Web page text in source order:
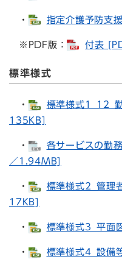
・ 指定介護予防支
※PDF版： 付表
標準様式
・
標準様式1_12_
135KB]
・
各サービスの勤
／1.94MB]
・
標準様式2_管理
17KB]
・ 標準様式3_平面
・
標準様式4_設備